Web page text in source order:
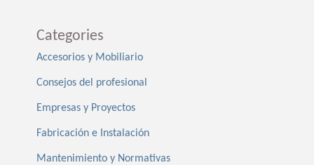
Categories
Accesorios y Mobiliario
Consejos del profesional
Empresas y Proyectos
Fabricación e Instalación
Mantenimiento y Normativas